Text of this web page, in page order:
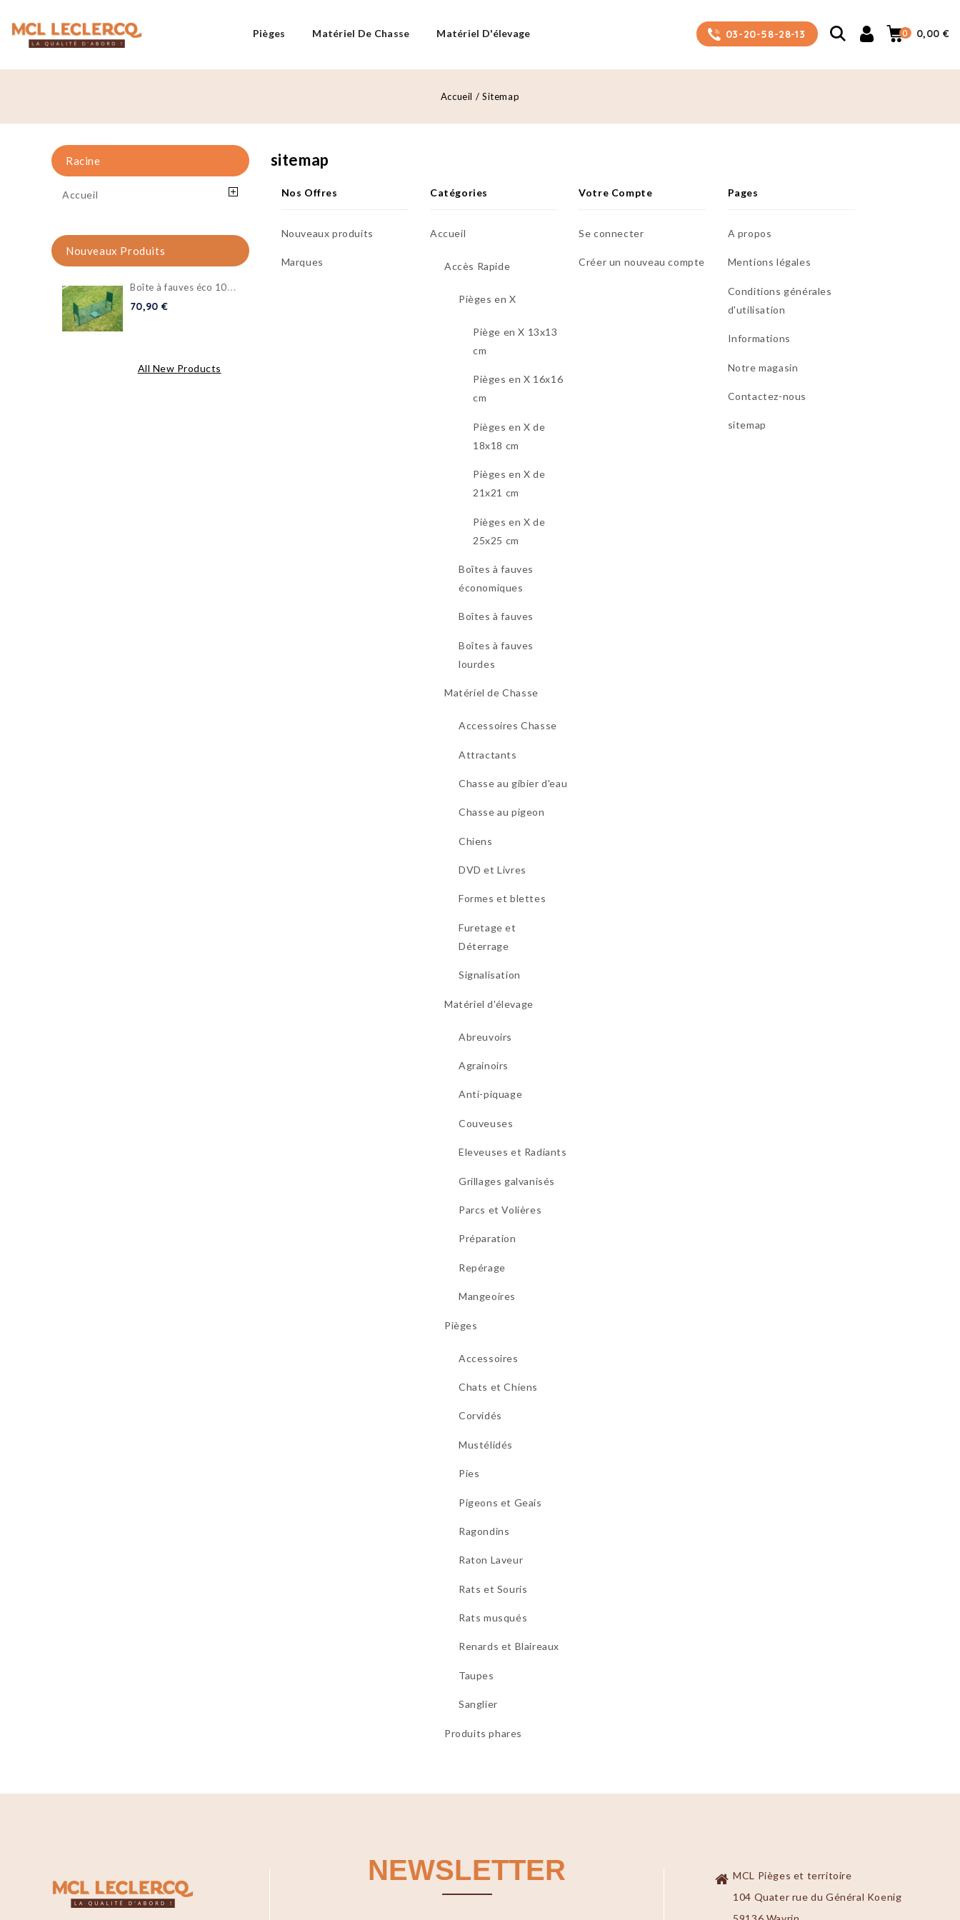
0 0,00 €
03-20-58-28-13
Pièges Matériel De Chasse Matériel D'élevage
Accueil Sitemap
Racine
Accueil
Nouveaux Produits
B
oîte à fauves éco 102x25x25cm
70,90 €
All New Products
sitemap
Nos Offres
Nouveaux produits
Marques
Catégories
Accueil
Accès Rapide
Pièges en X
Piège en X 13x13
cm
Pièges en X 16x16
cm
Pièges en X de
18x18 cm
Pièges en X de
21x21 cm
Pièges en X de
25x25 cm
Boîtes à fauves
économiques
Boîtes à fauves
Boîtes à fauves
lourdes
Matériel de Chasse
Accessoires Chasse
Attractants
Chasse au gibier d'eau
Chasse au pigeon
Chiens
DVD et Livres
Formes et blettes
Furetage et
Déterrage
Signalisation
Matériel d'élevage
Abreuvoirs
Agrainoirs
Anti-piquage
Couveuses
Eleveuses et Radiants
Grillages galvanisés
Parcs et Volières
Préparation
Repérage
Mangeoires
Pièges
Accessoires
Chats et Chiens
Corvidés
Mustélidés
Pies
Pigeons et Geais
Ragondins
Raton Laveur
Rats et Souris
Rats musqués
Renards et Blaireaux
Taupes
Sanglier
Produits phares
Votre Compte
Se connecter
Créer un nouveau compte
Pages
A propos
Mentions légales
Conditions générales
d'utilisation
Informations
Notre magasin
Contactez-nous
sitemap
NEWSLETTER
MCL Pièges et territoire
104 Quater rue du Général Koenig